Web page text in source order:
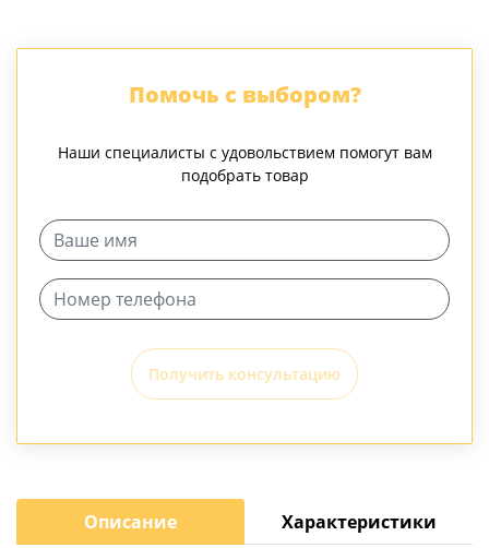
Помочь с выбором?
Наши специалисты с удовольствием помогут вам
подобрать товар
Получить консультацию
Описание Характеристики